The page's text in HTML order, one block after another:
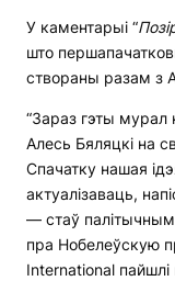
У каментарыі “
што
створаны разам з
“Зараз гэты мурал
Алесь Бяляцкі на
Спачатку нашая
актуалізаваць,
— стаў
пра Нобелеўскую
International